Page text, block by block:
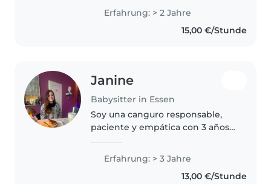
umfangreicher Erfahrung in der
Betreuung von Kleinkindern bis
hin zu Grundschulkindern. Ich
Erfahrung: > 2 Jahre
15,00 €/Stunde
Janine
Babysitter in Essen
Soy una canguro responsable,
paciente y empática con 3 años
de todas las edades. Tengo
certificación en primeros auxilios
y experiencia con niños con..
Erfahrung: > 3 Jahre
13,00 €/Stunde